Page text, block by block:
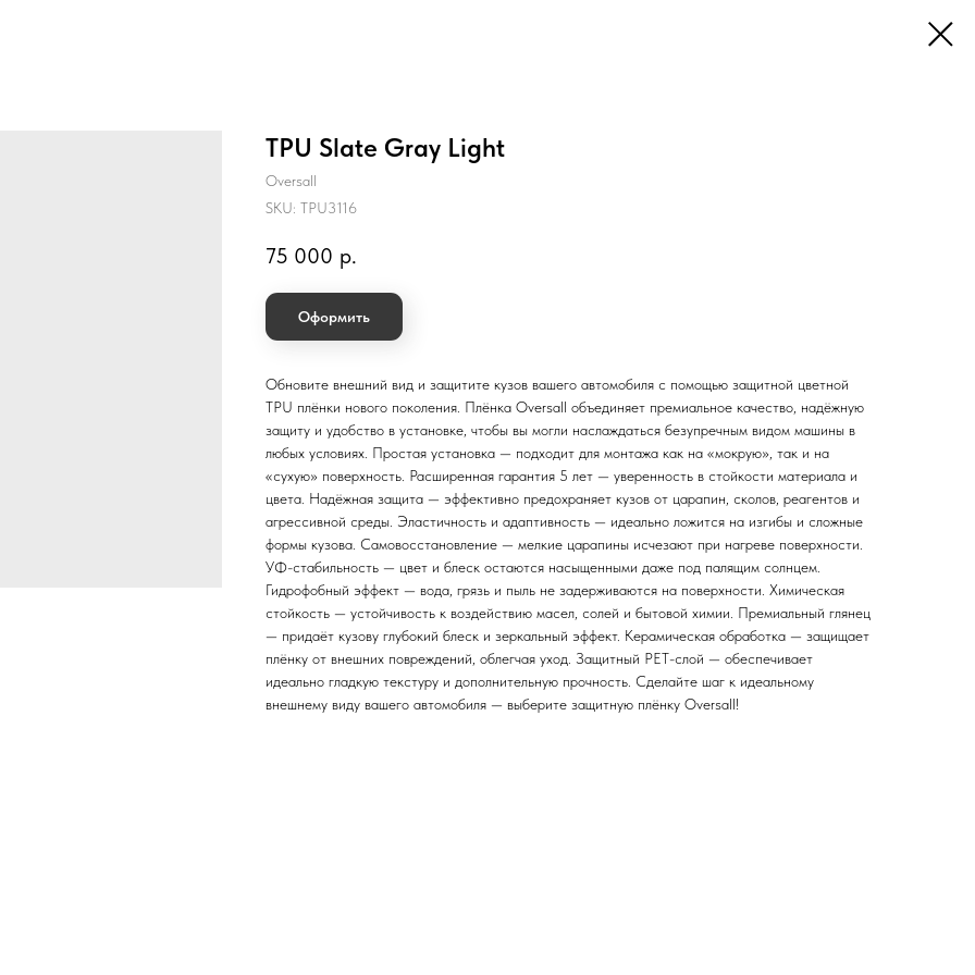
TPU Slate Gray Light
Oversall
SKU: TPU3116
75 000 р.
Оформить
Обновите внешний вид и защитите кузов вашего автомобиля с помощью защитной цветной
TPU плёнки нового поколения. Плёнка Oversall объединяет премиальное качество, надёжную
защиту и удобство в установке, чтобы вы могли наслаждаться безупречным видом машины в
любых условиях. Простая установка — подходит для монтажа как на «мокрую», так и на
«сухую» поверхность. Расширенная гарантия 5 лет — уверенность в стойкости материала и
цвета. Надёжная защита — эффективно предохраняет кузов от царапин, сколов, реагентов и
агрессивной среды. Эластичность и адаптивность — идеально ложится на изгибы и сложные
формы кузова. Самовосстановление — мелкие царапины исчезают при нагреве поверхности.
УФ-стабильность — цвет и блеск остаются насыщенными даже под палящим солнцем.
Гидрофобный эффект — вода, грязь и пыль не задерживаются на поверхности. Химическая
стойкость — устойчивость к воздействию масел, солей и бытовой химии. Премиальный глянец
— придаёт кузову глубокий блеск и зеркальный эффект. Керамическая обработка — защищает
плёнку от внешних повреждений, облегчая уход. Защитный PET-слой — обеспечивает
идеально гладкую текстуру и дополнительную прочность. Сделайте шаг к идеальному
внешнему виду вашего автомобиля — выберите защитную плёнку Oversall!